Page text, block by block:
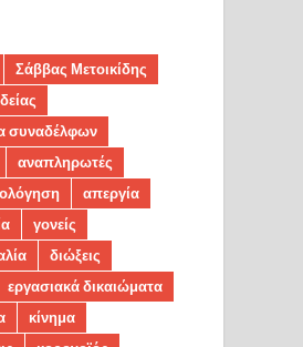
Σάββας Μετοικίδης
συναδέλφων
αναπληρωτές
απεργία
γονείς
διώξεις
εργασιακά δικαιώματα
κίνημα